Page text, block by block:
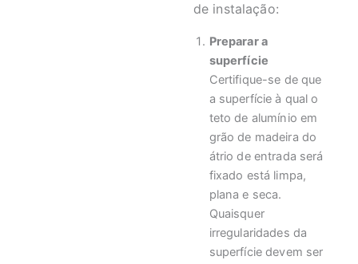
de instalação:
Preparar a
superfície
Certifique-se de que
a superfície à qual o
teto de alumínio em
grão de madeira do
átrio de entrada será
fixado está limpa,
plana e seca.
Quaisquer
irregularidades da
superfície devem ser